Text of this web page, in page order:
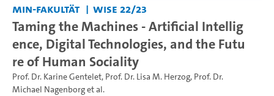
MIN-Fakultät WiSe 22/23
Taming the Machines - Artificial Intellig
ence, Digital Technologies, and the Futu
re of Human Sociality
Prof. Dr. Karine Gentelet, Prof. Dr. Lisa M. Herzog, Prof. Dr.
Michael Nagenborget al.